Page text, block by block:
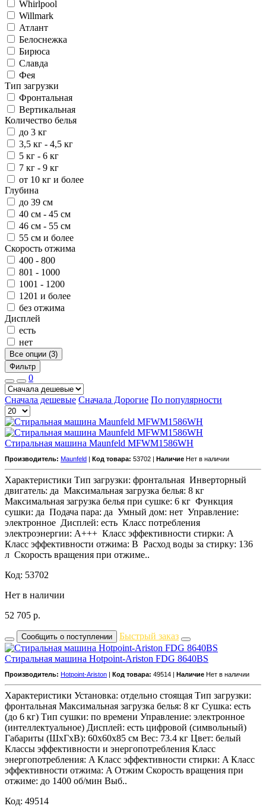
Whirlpool
Willmark
Атлант
Белоснежка
Бирюса
Славда
Фея
Тип загрузки
Фронтальная
Вертикальная
Количество белья
до 3 кг
3,5 кг - 4,5 кг
5 кг - 6 кг
7 кг - 9 кг
от 10 кг и более
Глубина
до 39 см
40 см - 45 см
46 см - 55 см
55 см и более
Скорость отжима
400 - 800
801 - 1000
1001 - 1200
1201 и более
без отжима
Дисплей
есть
нет
Все опции (3)
Фильтр
0
Сначала дешевые Сначала Дорогие По популярности
Стиральная машина Maunfeld MFWM1586WH
Производитель: Maunfeld Код товара: 53702 | Наличие Нет в наличии
Характеристики Тип загрузки: фронтальная Инверторный
двигатель: да Максимальная загрузка белья: 8 кг
Максимальная загрузка белья при сушке: 6 кг Функция
сушки: да Подача пара: да Умный дом: нет Управление:
электронное Дисплей: есть Класс потребления
электроэнергии: A+++ Класс эффективности стирки: A
Класс эффективности отжима: B Расход воды за стирку: 136
л Скорость вращения при отжиме..
Код: 53702
Нет в наличии
52 705 р.
Сообщить о поступлении Быстрый заказ
Стиральная машина Hotpoint-Ariston FDG 8640BS
Производитель: Hotpoint-Ariston Код товара: 49514 | Наличие Нет в наличии
Характеристики Установка: отдельно стоящая Тип загрузки:
фронтальная Максимальная загрузка белья: 8 кг Сушка: есть
(до 6 кг) Тип сушки: по времени Управление: электронное
(интеллектуальное) Дисплей: есть цифровой (символьный)
Габариты (ШxГxВ): 60x60x85 см Вес: 73.4 кг Цвет: белый
Классы эффективности и энергопотребления Класс
энергопотребления: A Класс эффективности стирки: A Класс
эффективности отжима: A Отжим Скорость вращения при
отжиме: до 1400 об/мин Выб..
Код: 49514